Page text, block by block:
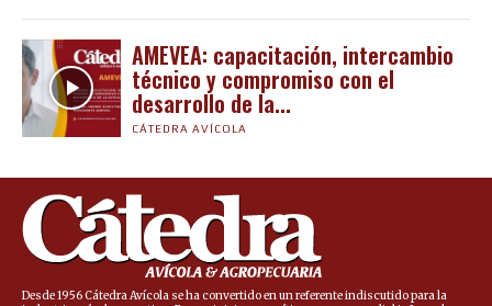
AMEVEA: capacitación, intercambio
técnico y compromiso con el
desarrollo de la...
CÁTEDRA AVÍCOLA
Desde 1956 Cátedra Avícola se ha convertido en un referente indiscutido para la